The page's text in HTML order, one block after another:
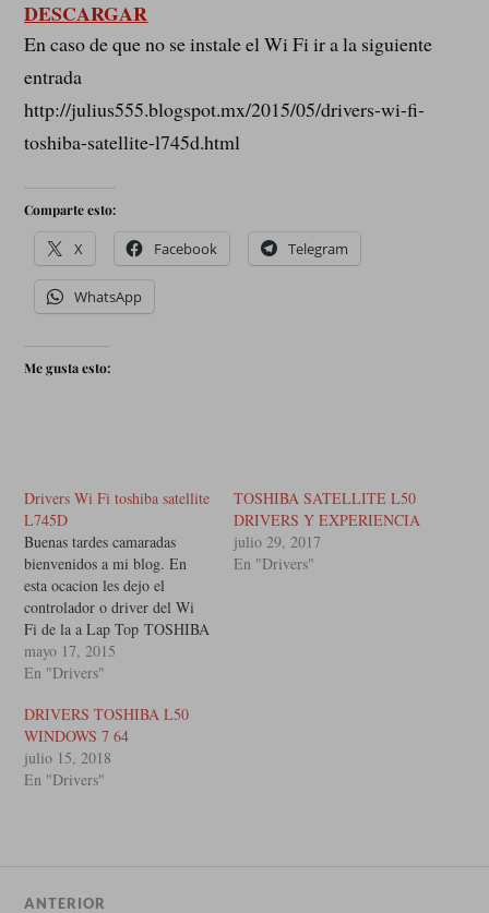
DESCARGAR
En caso de que no se instale el Wi Fi ir a la siguiente
entrada
http://julius555.blogspot.mx/2015/05/drivers-wi-fi-
toshiba-satellite-l745d.html
Comparte esto:
X Facebook Telegram
WhatsApp
Me gusta esto:
Drivers Wi Fi toshiba satellite
L745D
Buenas tardes camaradas
bienvenidos a mi blog. En
esta ocacion les dejo el
controlador o driver del Wi
Fi de la a Lap Top TOSHIBA
SATELLITE L754D, ya que
el anterior instalador que hice
Les dejo el que me funciono a
mi y lo instalo correctamente,
es…
mayo 17, 2015
En "Drivers"
TOSHIBA SATELLITE L50
DRIVERS Y EXPERIENCIA
julio 29, 2017
En "Drivers"
DRIVERS TOSHIBA L50
WINDOWS 7 64
julio 15, 2018
En "Drivers"
ANTERIOR